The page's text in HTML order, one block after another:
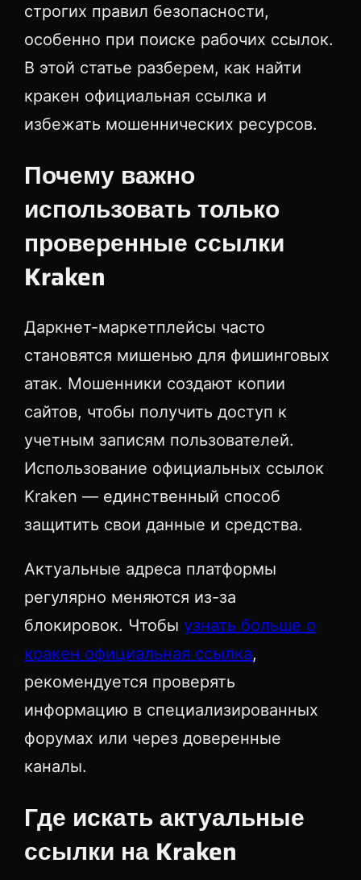
строгих правил безопасности,
особенно при поиске рабочих ссылок.
В этой статье разберем, как найти
кракен официальная ссылка и
избежать мошеннических ресурсов.
Почему важно
использовать только
проверенные ссылки
Kraken
Даркнет-маркетплейсы часто
становятся мишенью для фишинговых
атак. Мошенники создают копии
сайтов, чтобы получить доступ к
учетным записям пользователей.
Использование официальных ссылок
Kraken — единственный способ
защитить свои данные и средства.
Актуальные адреса платформы
регулярно меняются из-за
блокировок. Чтобы узнать больше о
кракен официальная ссылка,
рекомендуется проверять
информацию в специализированных
форумах или через доверенные
каналы.
Где искать актуальные
ссылки на Kraken